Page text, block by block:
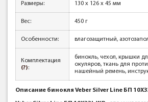
Размеры: 130 х 126 х 45 мм
Вес: 450 г
Особенности: влагозащитный,
Комплектация
(?):
бинокль, чехол, крышки
окуляров, ткань для
нашейный ремень,
Описание бинокля Veber Silver Line БП